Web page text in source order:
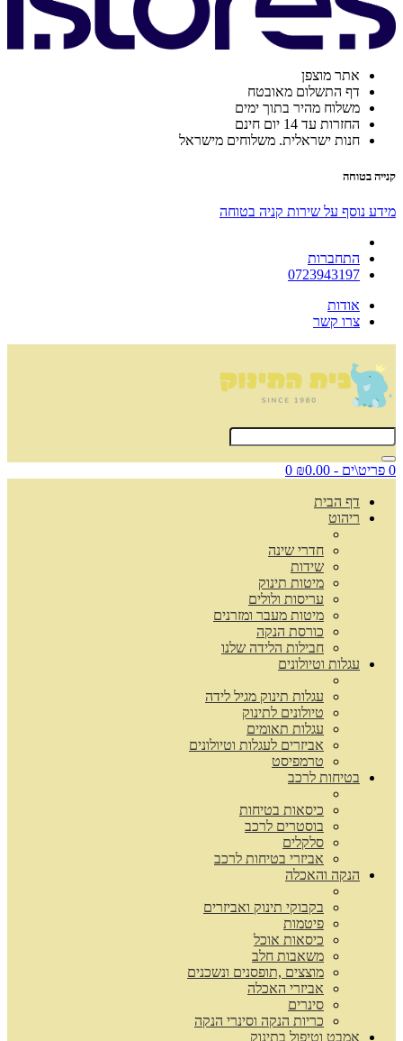
אתר מוצפן
דף התשלום מאובטח
משלוח מהיר בתוך ימים
החזרות עד 14 יום חינם
חנות ישראלית. משלוחים מישראל
קנייה בטוחה
מידע נוסף על שירות קניה בטוחה
התחברות
0723943197
אודות
צרו קשר
0 פריט\ים - ₪0.00 0
דף הבית
ריהוט
חדרי שינה
שידות
מיטות תינוק
עריסות ולולים
מיטות מעבר ומזרנים
כורסת הנקה
חבילות הלידה שלנו
עגלות וטיולונים
עגלות תינוק מגיל לידה
טיולונים לתינוק
עגלות תאומים
אביזרים לעגלות וטיולונים
טרמפיסט
בטיחות לרכב
כיסאות בטיחות
בוסטרים לרכב
סלקלים
אביזרי בטיחות לרכב
הנקה והאכלה
בקבוקי תינוק ואביזרים
פיטמות
כיסאות אוכל
משאבות חלב
מוצצים ,תופסנים ונשכנים
אביזרי האכלה
סינרים
כריות הנקה וסינרי הנקה
אמבט וטיפול בתינוק